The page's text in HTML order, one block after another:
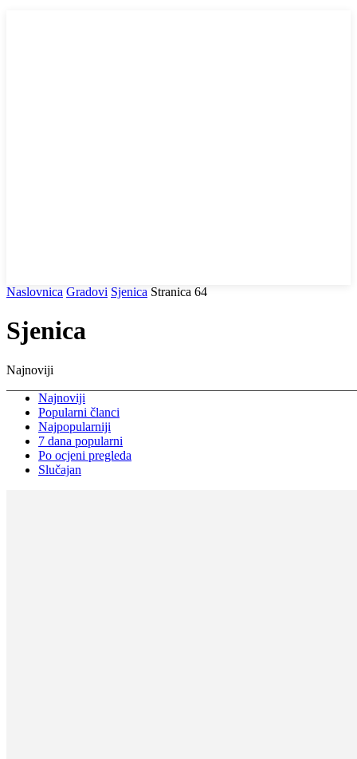
Naslovnica Gradovi Sjenica Stranica 64
Sjenica
Najnoviji
Najnoviji
Popularni članci
Najpopularniji
7 dana popularni
Po ocjeni pregleda
Slučajan